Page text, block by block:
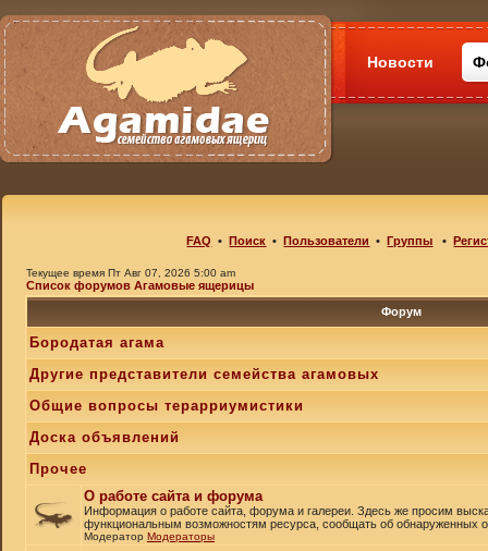
Новости
FAQ •Поиск •Пользователи •Группы •
Текущее время Пт Авг 07, 2026 5:00 am
Список форумов Агамовые ящерицы
Форум
Бородатая агама
Другие представители семейства агамовых
Общие вопросы терарриумистики
Доска объявлений
Прочее
О работе сайта и форума
Информация о работе сайта, форума и галереи. Здесь же просим
функциональным возможностям ресурса, сообщать об обнаруженных
Модератор Модераторы